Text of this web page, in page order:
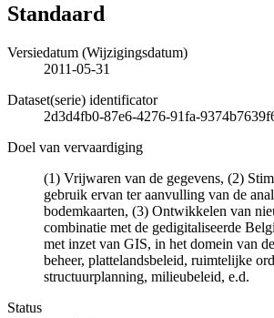
Standaard
Versiedatum (Wijzigingsdatum)
2011-05-31
Dataset(serie) identificator
2d3d4fb0-87e6-4276-91fa-
Doel van vervaardiging
(1) Vrijwaren van de gegevens, (2)
gebruik ervan ter aanvulling van de
bodemkaarten, (3) Ontwikkelen van
combinatie met de gedigitaliseerde
met inzet van GIS, in het domein van
beheer, plattelandsbeleid, ruimtelijke
structuurplanning, milieubeleid, e.d.
Status